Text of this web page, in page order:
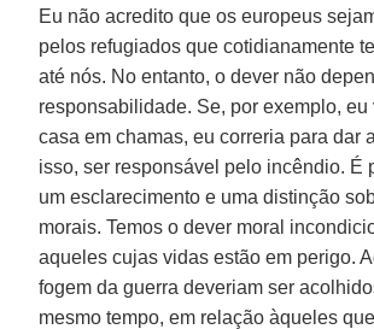
Eu não acredito que os europeus
pelos refugiados que cotidianamente
até nós. No entanto, o dever não
responsabilidade. Se, por exemplo, eu
casa em chamas, eu correria para dar
isso, ser responsável pelo incêndio. É
um esclarecimento e uma distinção
morais. Temos o dever moral
aqueles cujas vidas estão em perigo.
fogem da guerra deveriam ser
mesmo tempo, em relação àqueles